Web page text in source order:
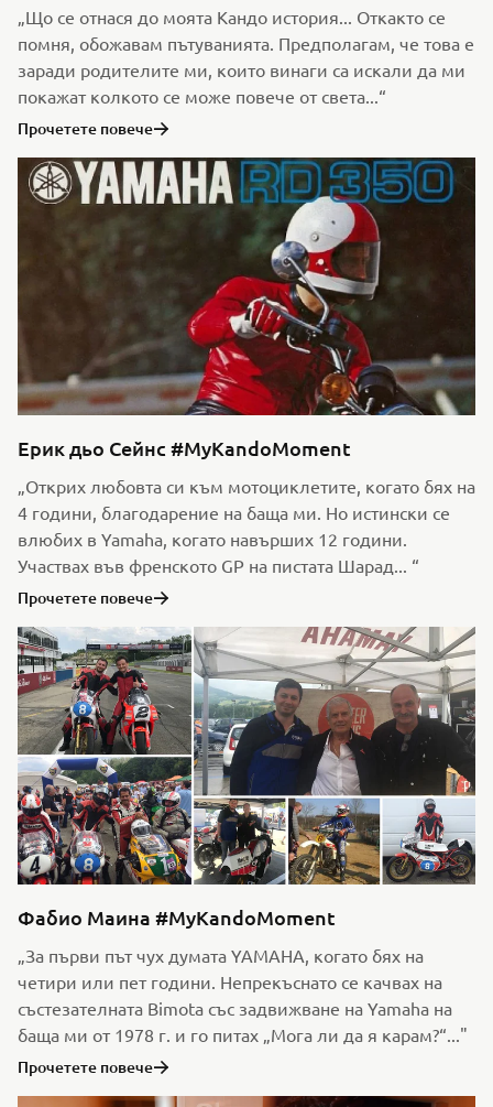
„Що се отнася до моята Кандо история... Откакто се
помня, обожавам пътуванията. Предполагам, че това е
заради родителите ми, които винаги са искали да ми
покажат колкото се може повече от света...“
Прочетете повече
Ерик дьо Сейнс #MyKandoMoment
„Открих любовта си към мотоциклетите, когато бях на
4 години, благодарение на баща ми. Но истински се
влюбих в Yamaha, когато навърших 12 години.
Участвах във френското GP на пистата Шарад... “
Прочетете повече
Фабио Маина #MyKandoMoment
„За първи път чух думата YAMAHA, когато бях на
четири или пет години. Непрекъснато се качвах на
състезателната Bimota със задвижване на Yamaha на
баща ми от 1978 г. и го питах „Мога ли да я карам?“..."
Прочетете повече